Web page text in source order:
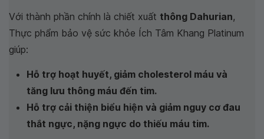
Với thành phần chính là chiết xuất thông Dahurian,
Thực phẩm bảo vệ sức khỏe Ích Tâm Khang Platinum
giúp:
Hỗ trợ hoạt huyết, giảm cholesterol máu và
tăng lưu thông máu đến tim.
Hỗ trợ cải thiện biểu hiện và giảm nguy cơ đau
thắt ngực, nặng ngực do thiếu máu tim.